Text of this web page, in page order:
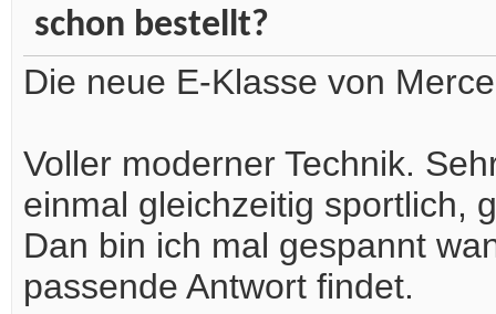
schon bestellt?
Die neue E-Klasse von
Voller moderner Technik.
einmal gleichzeitig sportlich,
Dan bin ich mal gespannt
passende Antwort findet.